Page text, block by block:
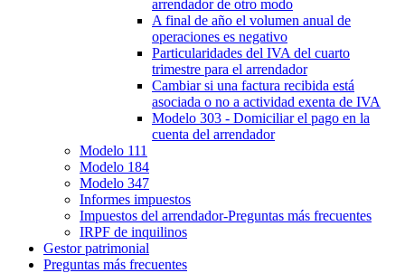
arrendador de otro modo
A final de año el volumen anual de
operaciones es negativo
Particularidades del IVA del cuarto
trimestre para el arrendador
Cambiar si una factura recibida está
asociada o no a actividad exenta de IVA
Modelo 303 - Domiciliar el pago en la
cuenta del arrendador
Modelo 111
Modelo 184
Modelo 347
Informes impuestos
Impuestos del arrendador‎-Preguntas más frecuentes‎
IRPF de inquilinos
Gestor patrimonial
Preguntas más frecuentes